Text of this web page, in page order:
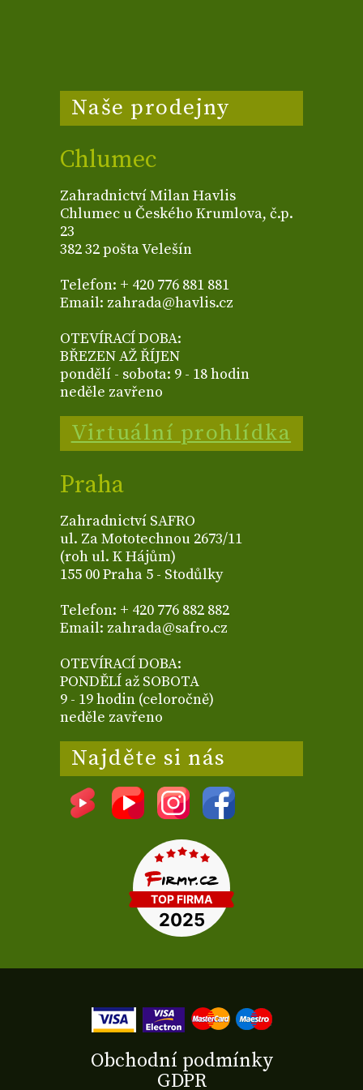
Naše prodejny
Chlumec
Zahradnictví Milan Havlis
Chlumec u Českého Krumlova, č.p.
23
382 32 pošta Velešín
Telefon: + 420 776 881 881
Email: zahrada@havlis.cz
OTEVÍRACÍ DOBA:
BŘEZEN AŽ ŘÍJEN
pondělí - sobota: 9 - 18 hodin
neděle zavřeno
Virtuální prohlídka
Praha
Zahradnictví SAFRO
ul. Za Mototechnou 2673/11
(roh ul. K Hájům)
155 00 Praha 5 - Stodůlky
Telefon: + 420 776 882 882
Email: zahrada@safro.cz
OTEVÍRACÍ DOBA:
PONDĚLÍ až SOBOTA
9 - 19 hodin (celoročně)
neděle zavřeno
Najděte si nás
Obchodní podmínky
GDPR